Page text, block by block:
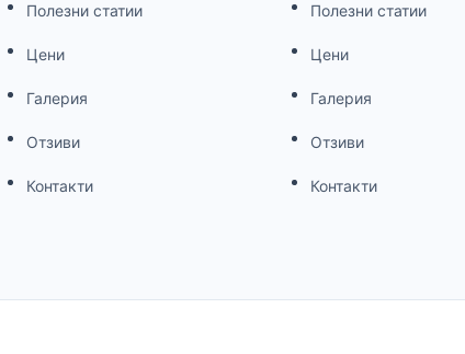
Полезни статии
Цени
Галерия
Отзиви
Контакти
Полезни статии
Цени
Галерия
Отзиви
Контакти